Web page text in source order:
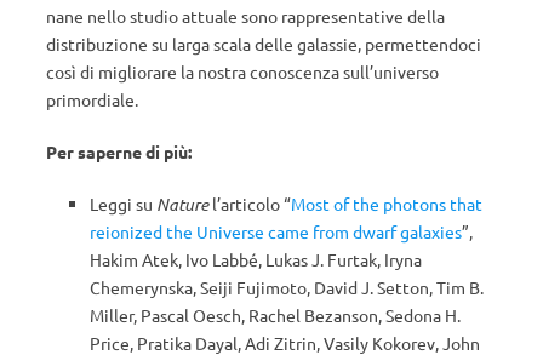
nane nello studio attuale sono rappresentative della
distribuzione su larga scala delle galassie, permettendoci
così di migliorare la nostra conoscenza sull’universo
primordiale.
Per saperne di più:
Leggi su Naturel’articolo “Most of the photons that
reionized the Universe came from dwarf galaxies”,
Hakim Atek, Ivo Labbé, Lukas J. Furtak, Iryna
Chemerynska, Seiji Fujimoto, David J. Setton, Tim B.
Miller, Pascal Oesch, Rachel Bezanson, Sedona H.
Price, Pratika Dayal, Adi Zitrin, Vasily Kokorev, John